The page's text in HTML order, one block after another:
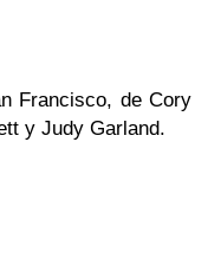
Francisco, de Cory
y Judy Garland.